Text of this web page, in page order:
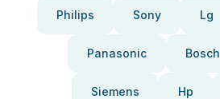
Philips Sony Lg
Panasonic Bosch
Siemens Hp